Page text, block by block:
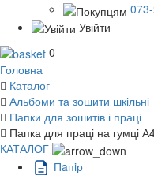
Увійти
0
Головна
Каталог
Альбоми та зошити шкільні
Папки для зошитів і праці
Папка для праці на гумці
КАТАЛОГ
Пaпiр